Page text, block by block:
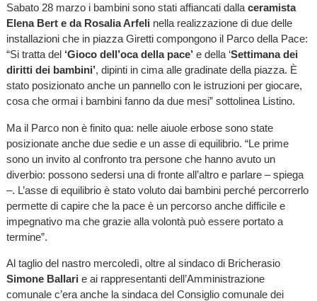
Sabato 28 marzo i bambini sono stati affiancati dalla ceramista
Elena Bert e da Rosalia Arfeli nella realizzazione di due delle
installazioni che in piazza Giretti compongono il Parco della Pace:
“Si tratta del ‘Gioco dell’oca della pace’e della ‘Settimana dei
diritti dei bambini’, dipinti in cima alle gradinate della piazza. È
stato posizionato anche un pannello con le istruzioni per giocare,
cosa che ormai i bambini fanno da due mesi” sottolinea Listino.
Ma il Parco non è finito qua: nelle aiuole erbose sono state
posizionate anche due sedie e un asse di equilibrio. “Le prime
sono un invito al confronto tra persone che hanno avuto un
diverbio: possono sedersi una di fronte all’altro e parlare – spiega
–. L’asse di equilibrio è stato voluto dai bambini perché percorrerlo
permette di capire che la pace è un percorso anche difficile e
impegnativo ma che grazie alla volontà può essere portato a
termine”.
Al taglio del nastro mercoledì, oltre al sindaco di Bricherasio
Simone Ballari e ai rappresentanti dell’Amministrazione
comunale c’era anche la sindaca del Consiglio comunale dei